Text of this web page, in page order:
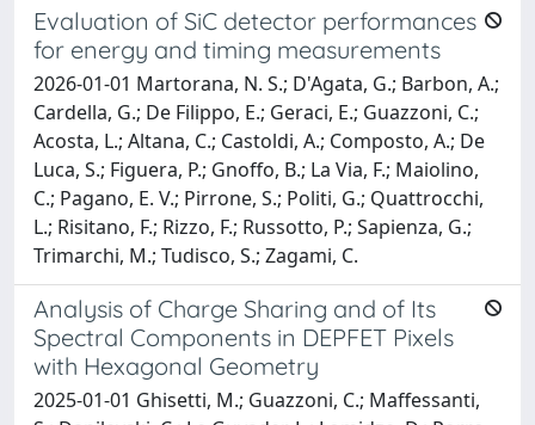
Evaluation of SiC detector performances
for energy and timing measurements
2026-01-01 Martorana, N. S.; D'Agata, G.; Barbon, A.;
Cardella, G.; De Filippo, E.; Geraci, E.; Guazzoni, C.;
Acosta, L.; Altana, C.; Castoldi, A.; Composto, A.; De
Luca, S.; Figuera, P.; Gnoffo, B.; La Via, F.; Maiolino,
C.; Pagano, E. V.; Pirrone, S.; Politi, G.; Quattrocchi,
L.; Risitano, F.; Rizzo, F.; Russotto, P.; Sapienza, G.;
Trimarchi, M.; Tudisco, S.; Zagami, C.
Analysis of Charge Sharing and of Its
Spectral Components in DEPFET Pixels
with Hexagonal Geometry
2025-01-01 Ghisetti, M.; Guazzoni, C.; Maffessanti,